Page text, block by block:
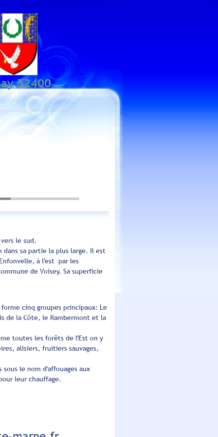
52400
le sud.
dans sa partie la plus large. Il est
à l'est par les
de Voisey. Sa superficie
cinq groupes principaux: Le
de la Côte, le Rambermont et la
toutes les forêts de l'Est on y
alisiers, fruitiers sauvages,
le nom d'affouages aux
leur chauffage.